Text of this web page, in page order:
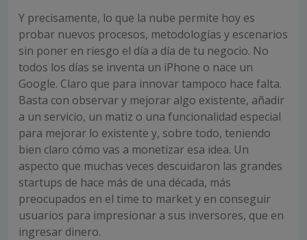
Y precisamente, lo que la nube permite hoy es
probar nuevos procesos, metodologías y escenarios
sin poner en riesgo el día a día de tu negocio. No
todos los días se inventa un iPhone o nace un
Google. Claro que para innovar tampoco hace falta.
Basta con observar y mejorar algo existente, añadir
a un servicio, un matiz o una funcionalidad especial
para mejorar lo existente y, sobre todo, teniendo
bien claro cómo vas a monetizar esa idea. Un
aspecto que muchas veces descuidaron las grandes
startups de hace más de una década, más
preocupados en el time to market y en conseguir
usuarios para impresionar a sus inversores, que en
ingresar dinero.